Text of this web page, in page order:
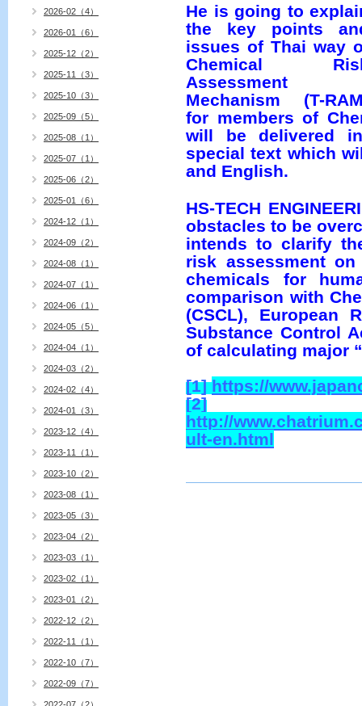
He is going to
the key points
issues of Thai way
Chemical
Assessment
Mechanism (T-
for members of
will be delivered
special text which
and English.
HS-TECH
obstacles to be
intends to clarify
risk assessment
chemicals for
comparison with
(CSCL), European
Substance Control
of calculating major
[1]https://
[2]
http://
ult-en.html
2026-02（4）
2026-01（6）
2025-12（2）
2025-11（3）
2025-10（3）
2025-09（5）
2025-08（1）
2025-07（1）
2025-06（2）
2025-01（6）
2024-12（1）
2024-09（2）
2024-08（1）
2024-07（1）
2024-06（1）
2024-05（5）
2024-04（1）
2024-03（2）
2024-02（4）
2024-01（3）
2023-12（4）
2023-11（1）
2023-10（2）
2023-08（1）
2023-05（3）
2023-04（2）
2023-03（1）
2023-02（1）
2023-01（2）
2022-12（2）
2022-11（1）
2022-10（7）
2022-09（7）